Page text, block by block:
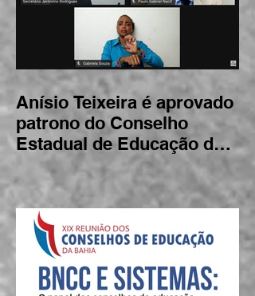
Anísio Teixeira é aprovado
patrono do Conselho
Estadual de Educação da
Bahia